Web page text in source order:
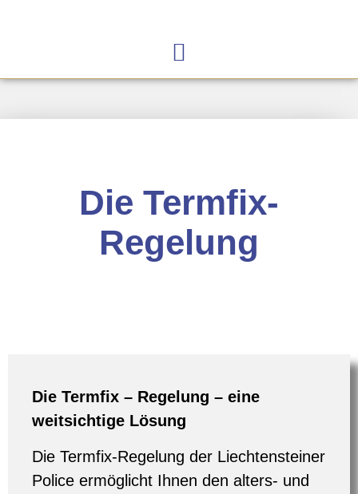
Die Termfix-
Regelung
Die Termfix – Regelung – eine
weitsichtige Lösung
Die Termfix-Regelung der Liechtensteiner
Police ermöglicht Ihnen den alters- und